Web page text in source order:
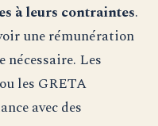
à leurs contraintes.
une rémunération
nécessaire. Les
les GRETA
avec des